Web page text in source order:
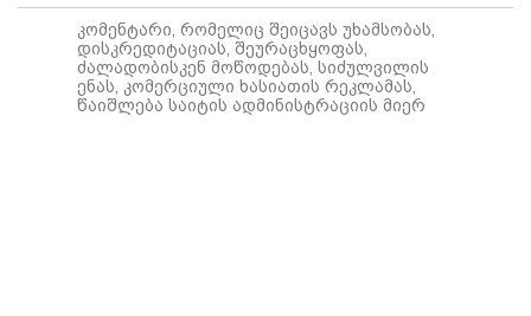
კომენტარი, რომელიც შეიცავს უხამსობას,
დისკრედიტაციას, შეურაცხყოფას,
ძალადობისკენ მოწოდებას, სიძულვილის
ენას, კომერციული ხასიათის რეკლამას,
წაიშლება საიტის ადმინისტრაციის მიერ